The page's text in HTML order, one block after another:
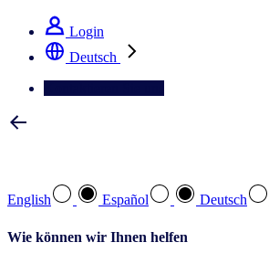
Login
Deutsch
English Español Deutsch
Wie können wir Ihnen helfen